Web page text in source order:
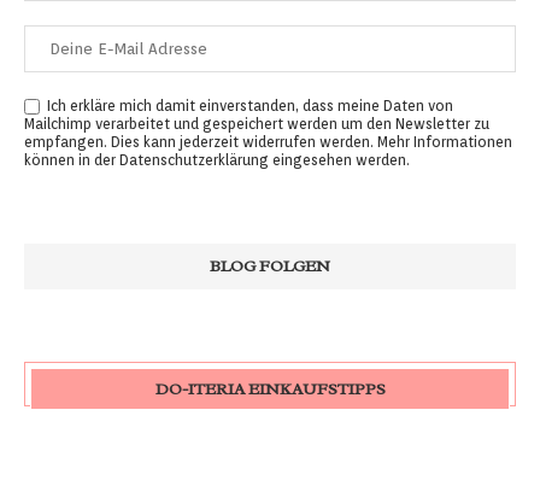
Ich erkläre mich damit einverstanden, dass meine Daten von
Mailchimp verarbeitet und gespeichert werden um den Newsletter zu
empfangen. Dies kann jederzeit widerrufen werden. Mehr Informationen
können in der Datenschutzerklärung eingesehen werden.
DO-ITERIA EINKAUFSTIPPS